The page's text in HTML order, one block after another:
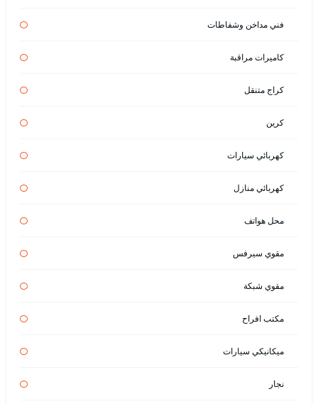
فني مداخن وشفاطات
كاميرات مراقبة
كراج متنقل
كرين
كهربائي سيارات
كهربائي منازل
محل هواتف
مقوي سيرفس
مقوي شبكة
مكتب افراح
ميكانيكي سيارات
نجار